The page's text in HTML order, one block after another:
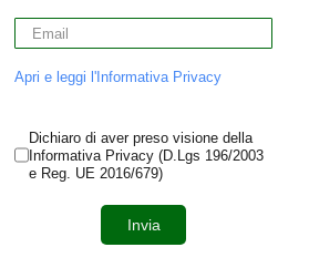
affidabile, con
e competenze
Apri e leggi l'Informativa Privacy
Dichiaro di aver preso visione della
Informativa Privacy (D.Lgs 196/2003
e Reg. UE 2016/679)
Invia